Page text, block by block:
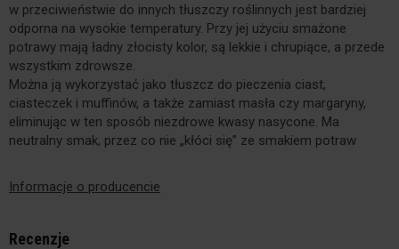
w przeciwieństwie do innych tłuszczy roślinnych jest bardziej
odporna na wysokie temperatury. Przy jej użyciu smażone
potrawy mają ładny złocisty kolor, są lekkie i chrupiące, a przede
wszystkim zdrowsze.
Można ją wykorzystać jako tłuszcz do pieczenia ciast,
ciasteczek i muffinów, a także zamiast masła czy margaryny,
eliminując w ten sposób niezdrowe kwasy nasycone. Ma
neutralny smak, przez co nie „kłóci się” ze smakiem potraw
Informacje o producencie
Recenzje